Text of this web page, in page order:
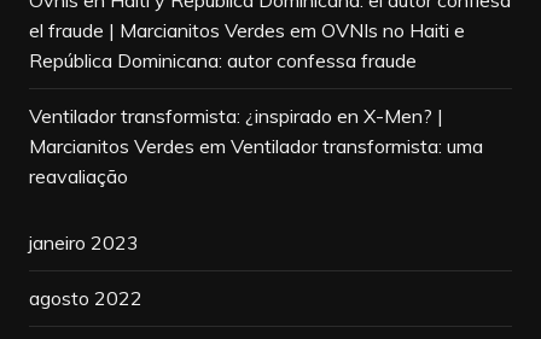
el fraude | Marcianitos Verdes em OVNIs no Haiti e
República Dominicana: autor confessa fraude
Ventilador transformista: ¿inspirado en X-Men? |
Marcianitos Verdes em Ventilador transformista: uma
reavaliação
janeiro 2023
agosto 2022